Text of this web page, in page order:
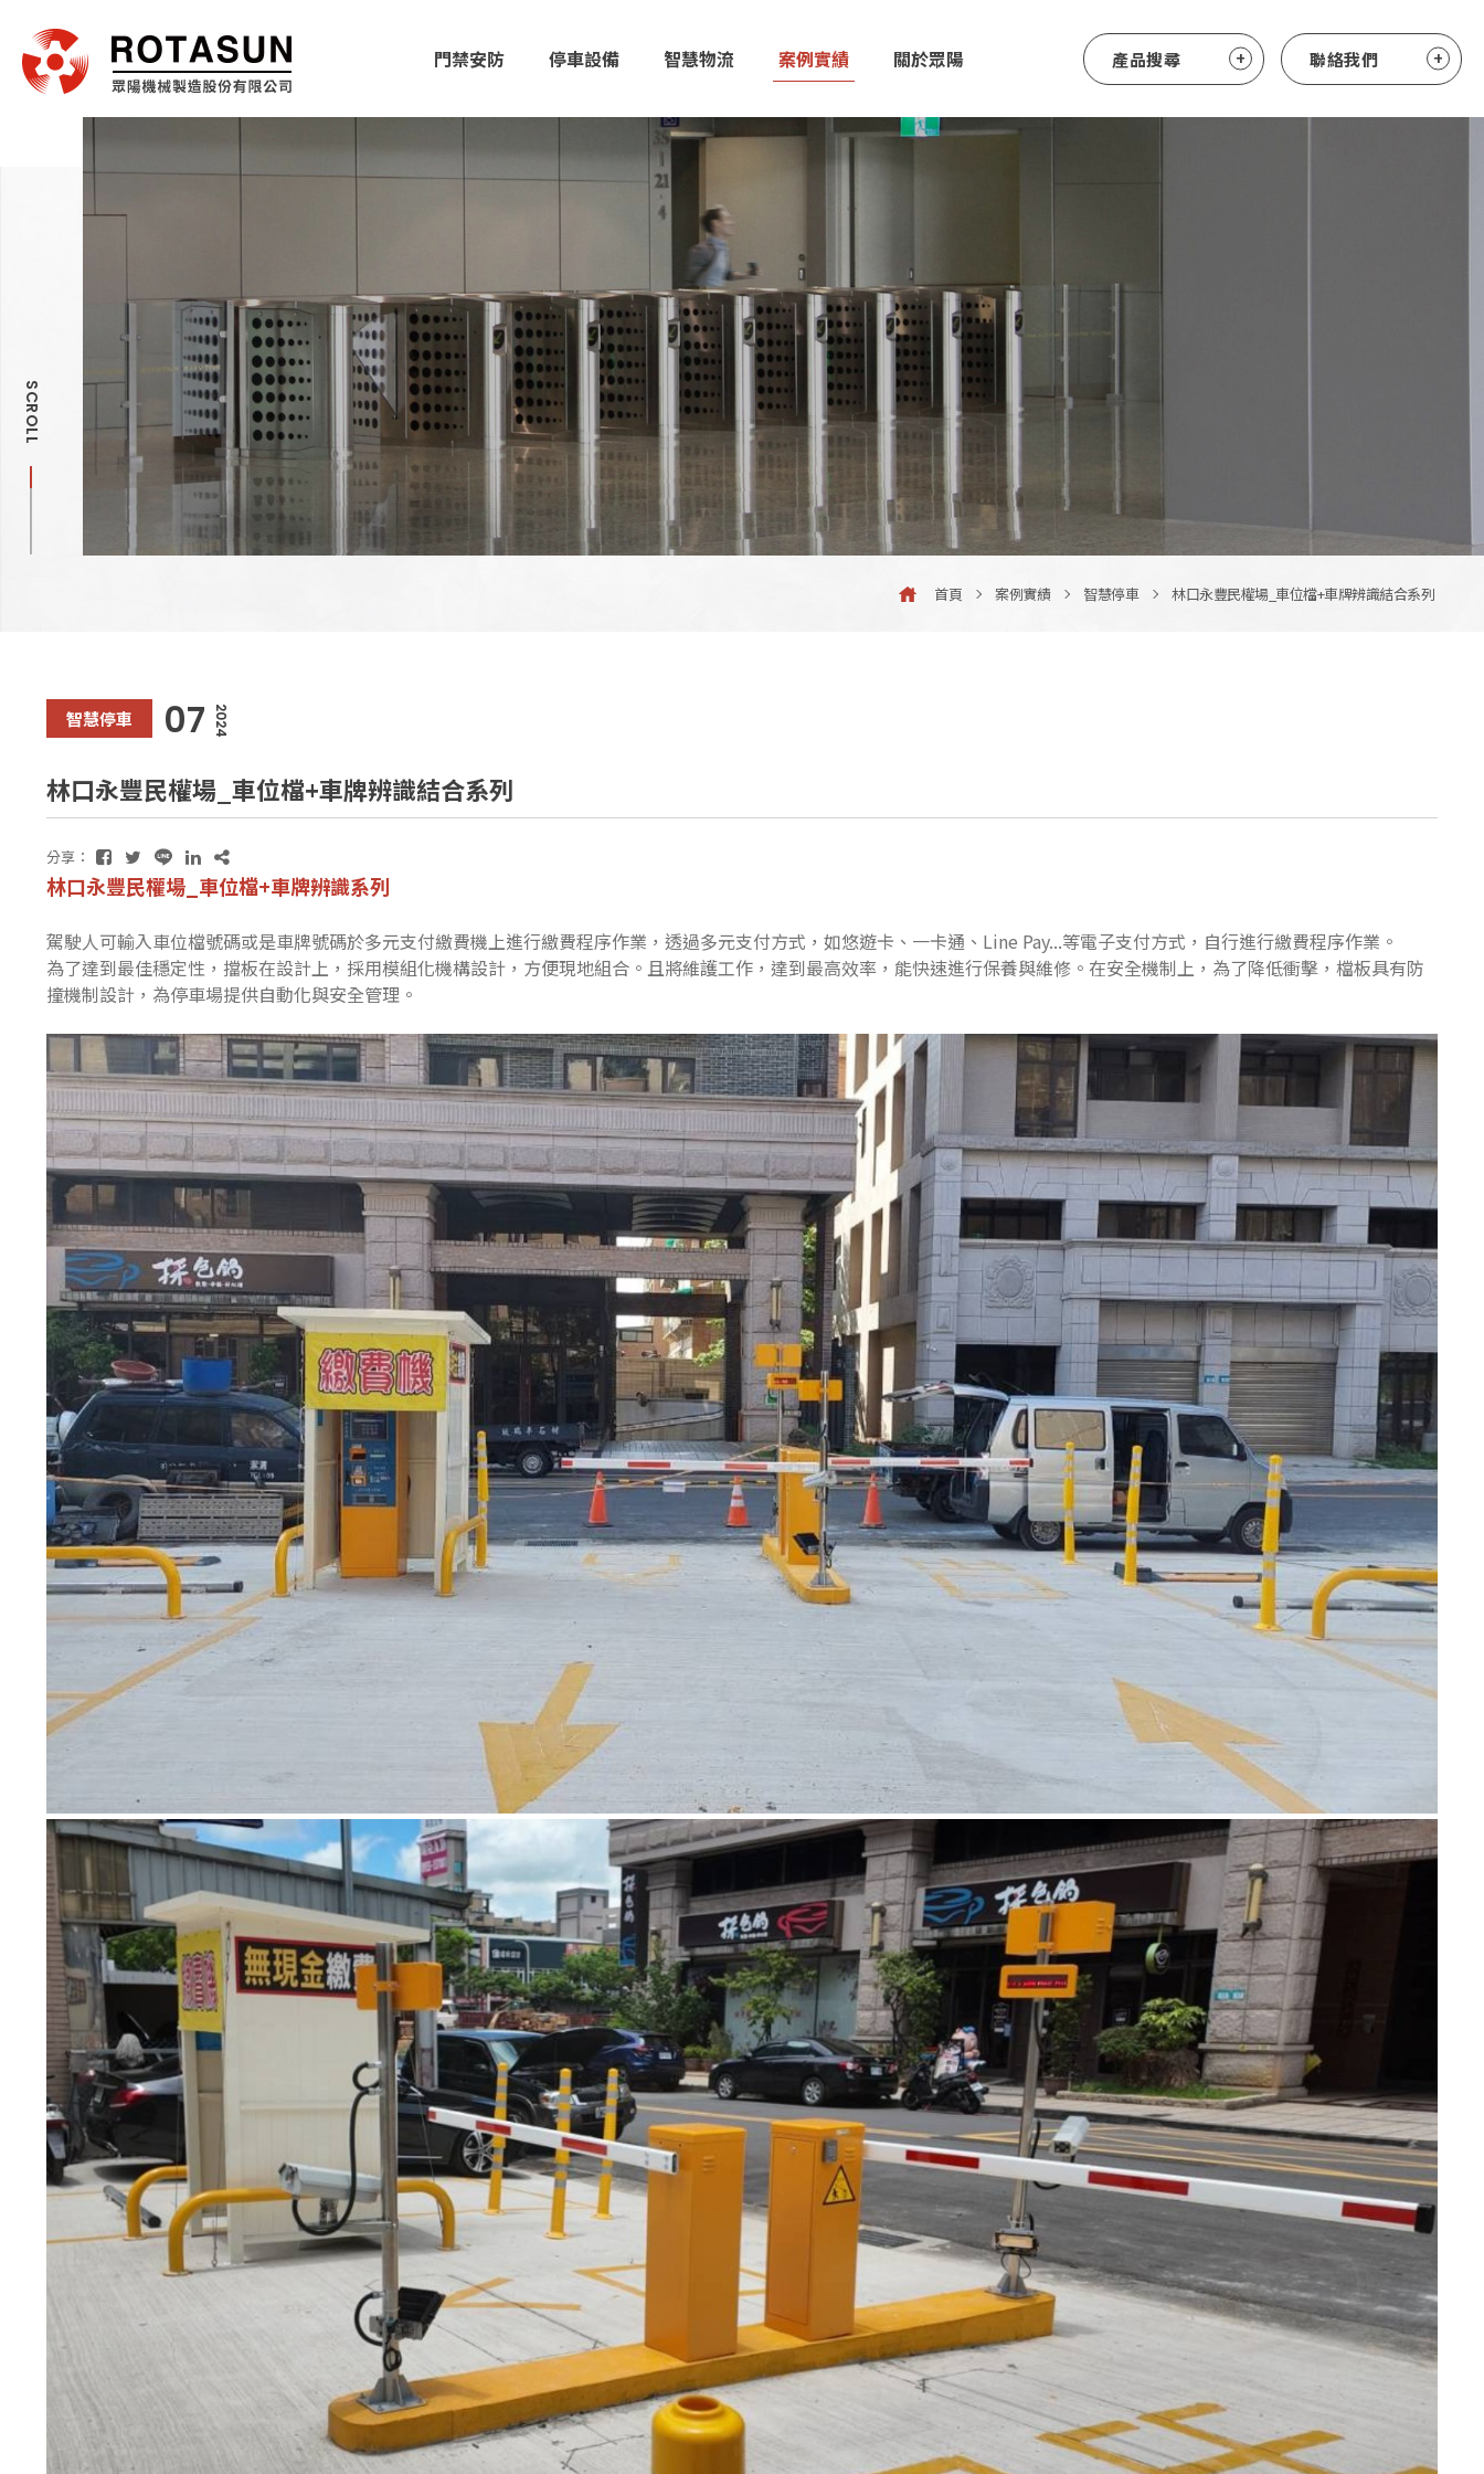
門禁安防 停車設備 智慧物流 案例實績 關於眾陽 產品搜尋 聯絡我們
首頁 案例實績 智慧停車 林口永豐民權場_車位檔+車牌辨識結合系列
SCROLL
智慧停車 07 2024
林口永豐民權場_車位檔+車牌辨識結合系列
分享：
林口永豐民權場_車位檔+車牌辨識系列
駕駛人可輸入車位檔號碼或是車牌號碼於多元支付繳費機上進行繳費程序作業，透過多元支付方式，如悠遊卡、一卡通、Line Pay...等電子支付方式，自行進行繳費程序作業。
為了達到最佳穩定性，擋板在設計上，採用模組化機構設計，方便現地組合。且將維護工作，達到最高效率，能快速進行保養與維修。在安全機制上，為了降低衝擊，檔板具有防
撞機制設計，為停車場提供自動化與安全管理。